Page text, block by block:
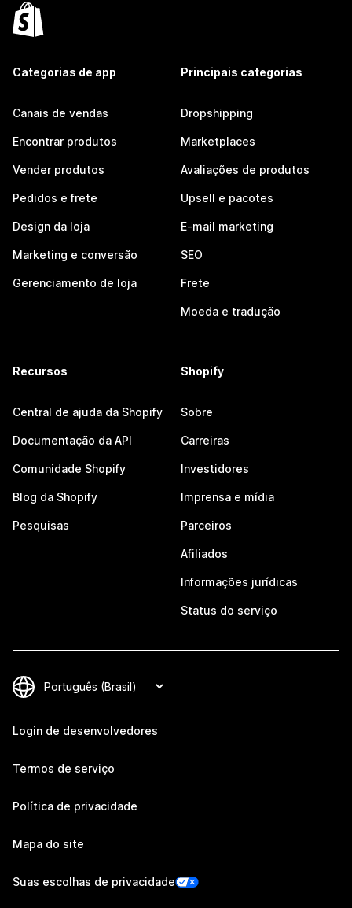
Categorias de app
Canais de vendas
Encontrar produtos
Vender produtos
Pedidos e frete
Design da loja
Marketing e conversão
Gerenciamento de loja
Principais categorias
Dropshipping
Marketplaces
Avaliações de produtos
Upsell e pacotes
E-mail marketing
SEO
Frete
Moeda e tradução
Recursos
Central de ajuda da Shopify
Documentação da API
Comunidade Shopify
Blog da Shopify
Pesquisas
Shopify
Sobre
Carreiras
Investidores
Imprensa e mídia
Parceiros
Afiliados
Informações jurídicas
Status do serviço
Login de desenvolvedores
Termos de serviço
Política de privacidade
Mapa do site
Suas escolhas de privacidade